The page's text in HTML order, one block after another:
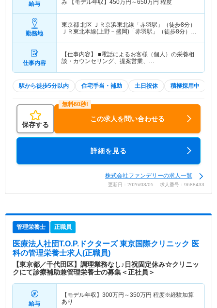
給与 み 【モデル年収】 450万円～650万円 程度
勤務地
東京都 北区 ＪＲ京浜東北線「赤羽駅」（徒歩8分）
ＪＲ東北本線(上野－盛岡)「赤羽駅」（徒歩8分）
仕事内容
【仕事内容】 ■電話によるお客様（個人）の栄養相
談・カウンセリング、提案営業、…
駅から徒歩5分以内 住宅手当・補助 土日祝休 積極採用中
保存する
この求人を問い合わせる
詳細を見る
株式会社ファンデリーの求人一覧
更新日：2026/03/05 求人番号：9688433
管理栄養士 正職員
医療法人社団T.O.P.ドクターズ 東京国際クリニック 医
科の管理栄養士求人(正職員)
【東京都／千代田区】調理業務なし♪日祝固定休み☆クリニッ
クにて診療補助兼管理栄養士の募集＜正社員＞
給与
【モデル年収】 300万円～350万円 程度※経験加算
あり